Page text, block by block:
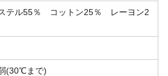
テル55％ コットン25％ レーヨン2
(30℃まで)